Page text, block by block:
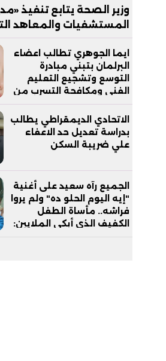
وزير الصحة يتابع تنفيذ
المستشفيات والمعاهد
بالعاصمة الجديدة
ايما الجوهري تطالب اعضاء
البرلمان بتبني مبادرة
التوسع وتشجيع التعليم
الفني ومكافحة التسرب من
التعليم
الاتحادي الديمقراطي يطالب
بدراسة تعديل حد الاعفاء
علي ضريبة السكن
الجميع رآه سعيد على أغنية
"إيه اليوم الحلو ده" ولم يروا
فراشه.. مأساة الطفل
الكفيف الذي أبكى الملايين: